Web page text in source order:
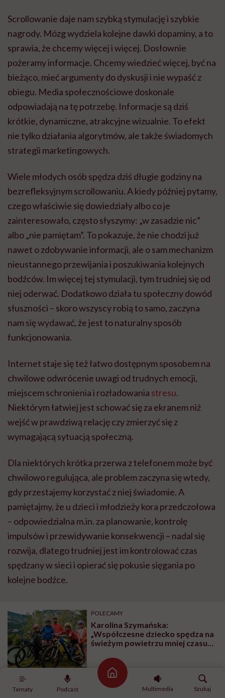
Tematy Podcast
Strona główna
Multimedia
Szukaj
Scrollowanie daje nam szybką stymulację i szybkie
nagrody. Mózg wydziela kolejne dawki dopaminy, a to
sprawia, że chcemy więcej i więcej. Dosłownie
pożeramy informacje. Chcemy wiedzieć więcej, być na
bieżąco, mieć argumenty do dyskusji i nie wypaść z
obiegu. Media społecznościowe doskonale
odpowiadają na tę potrzebę. Informacje są dziś
krótkie, dynamiczne, atrakcyjne wizualnie. To efekt
nie tylko działania algorytmów, ale także świadomych
strategii marketingowych.
Wiele młodych osób spędza dziś długie godziny na
bezrefleksyjnym scrollowaniu. A kiedy później pytamy,
czego właściwie się dowiedziały albo co je
zainteresowało, często słyszymy: „w zasadzie nic”
albo „nie pamiętam”. To pokazuje, że nie chodzi już
nawet o zdobywanie informacji, ale o sam mechanizm
nieustannego przewijania i poszukiwania kolejnych
bodźców. Im więcej tej stymulacji, tym trudniej się od
niej oderwać. Dodatkowo działa tu społeczny dowód
słuszności – skoro wszyscy robią to samo, zaczyna
nam się wydawać, że jest to naturalny sposób
funkcjonowania.
Internet staje się też łatwo dostępnym sposobem na
chwilowe odwrócenie uwagi od trudnych emocji,
miejscem schronienia i rozładowania stresu.
Niektórym łatwiej jest schować się za ekranem niż
wejść w prawdziwą relację czy zmierzyć się z
wymagającą sytuacją społeczną.
Dla niektórych krótka przerwa z telefonem może być
chwilowo regulująca, ale problem zaczyna się wtedy,
gdy przestajemy korzystać z niej świadomie. A
pamiętajmy, że u dzieci i młodzieży kora przedczołowa
– odpowiedzialna m.in. za planowanie, kontrolę
impulsów i przewidywanie konsekwencji – nadal się
rozwija, dlatego trudniej jest im kontrolować czas
spędzany w sieci i opierać się pokusie sięgania po
kolejne bodźce.
POLECAMY
Karolina Szymańska:
„Współczesne dziecko spędza na
świeżym powietrzu mniej czasu
penitencjarnym”